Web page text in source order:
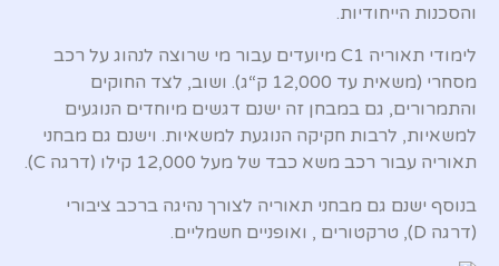
והסכנות הייחודיות.
לימודי תאוריה C1 מיועדים עבור מי שרוצה לנהוג על רכב
מסחרי (משאית עד 12,000 ק“ג). ושוב, לצד החוקים
והתמרורים, גם במבחן זה ישנם דגשים מיוחדים הנוגעים
למשאיות, לרבות חקיקה הנוגעת למשאיות. וישנם גם מבחני
תאוריה עבור רכב משא כבד של מעל 12,000 קילו (דרגה C).
בנוסף ישנם גם מבחני תאוריה לצורך נהיגה ברכב ציבורי
(דרגה D), טרקטורים , ואופניים חשמליים.